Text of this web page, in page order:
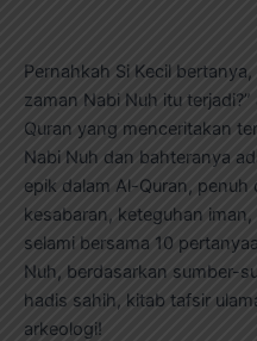
Pernahkah Si Kecil
zaman Nabi Nuh itu
Quran yang menceritakan
Nabi Nuh dan bahteranya
epik dalam Al-Quran,
kesabaran, keteguhan
selami bersama 10
Nuh, berdasarkan sumber-
hadis sahih, kitab tafsir
arkeologi!